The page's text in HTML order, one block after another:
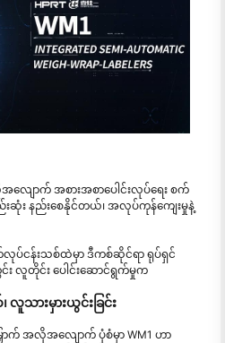
လျောက် အစားအစာပေါင်းလုပ်ရေး စက်
းဆုံး နည်းစေနိုင်တယ်၊ အလုပ်ကုန်ကျေးမှုနဲ့
ပ်ငန်းသစ်ထဲမှာ ဒီကစ်ဆိုင်ရာ ရုပ်ရှင်
း လူတိုင်း ပေါင်းဆောင်ရွက်မှုက
လူသားမှားယွင်းခြင်း
အလိုအလျောက် ပုံစံမှာ WM1 ဟာ